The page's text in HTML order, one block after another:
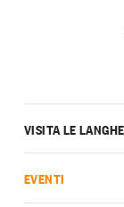
VISITA LE LANGHE
EVENTI